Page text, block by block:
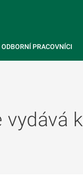
ODBORNÍ PRACOVNÍCI